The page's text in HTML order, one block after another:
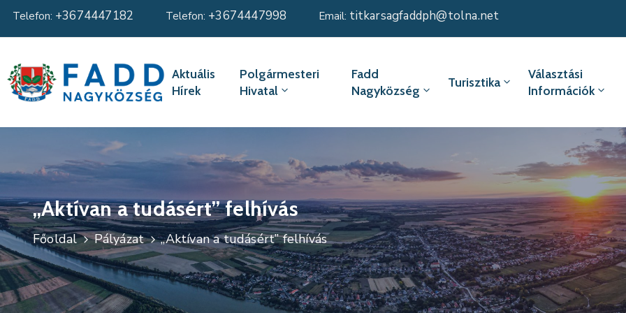
Telefon: +3674447182 Telefon: +3674447998 Email: titkarsagfaddph@tolna.net
Aktuális
Hírek
Polgármesteri
Hivatal
Fadd
Nagyközség
Turisztika
Választási
Információk
„Aktívan a tudásért” felhívás
Főoldal Pályázat „Aktívan a tudásért” felhívás